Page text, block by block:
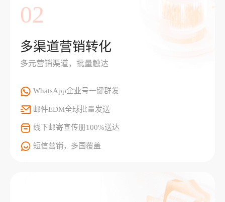
02
多渠道营销转化
多元营销渠道，批量触达
WhatsApp企业号一键群发
邮件EDM全球批量发送
线下邮寄宣传册100%送达
短信营销，多国覆盖